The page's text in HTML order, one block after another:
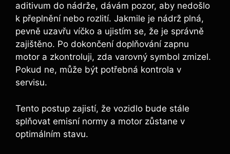
aditivum do nádrže, dávám pozor, aby nedošlo
k přeplnění nebo rozlití. Jakmile je nádrž plná,
pevně uzavřu víčko a ujistím se, že je správně
zajištěno. Po dokončení doplňování zapnu
motor a zkontroluji, zda varovný symbol zmizel.
Pokud ne, může být potřebná kontrola v
servisu.
Tento postup zajistí, že vozidlo bude stále
splňovat emisní normy a motor zůstane v
optimálním stavu.